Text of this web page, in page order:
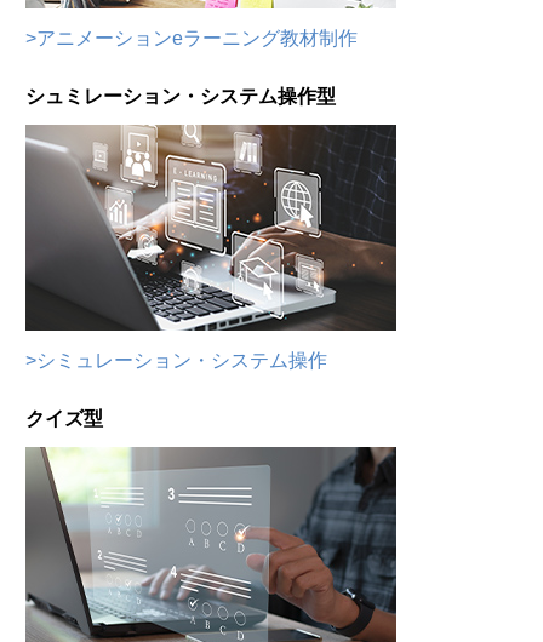
>アニメーションeラーニング教材制作
シュミレーション・システム操作型
>シミュレーション・システム操作
クイズ型